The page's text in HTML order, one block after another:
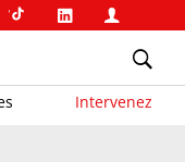
Intervenez